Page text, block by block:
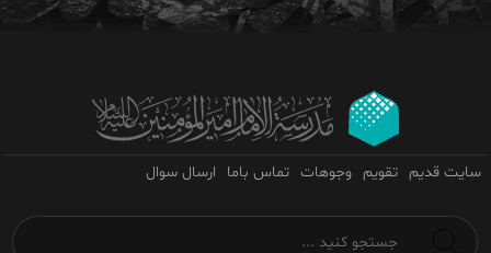
سایت قدیم تقویم وجوهات تماس باما ارسال سوال